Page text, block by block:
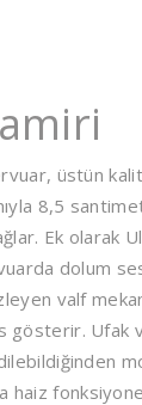
üstün
8,5
Ek olarak
dolum
valf
Ufak
haiz